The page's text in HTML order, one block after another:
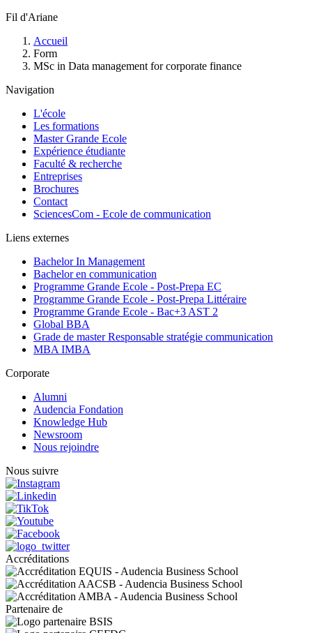
Fil d'Ariane
Accueil
Form
MSc in Data management for corporate finance
Navigation
L'école
Les formations
Master Grande Ecole
Expérience étudiante
Faculté & recherche
Entreprises
Brochures
Contact
SciencesCom - Ecole de communication
Liens externes
Bachelor In Management
Bachelor en communication
Programme Grande Ecole - Post-Prepa EC
Programme Grande Ecole - Post-Prepa Littéraire
Programme Grande Ecole - Bac+3 AST 2
Global BBA
Grade de master Responsable stratégie communication
MBA IMBA
Corporate
Alumni
Audencia Fondation
Knowledge Hub
Newsroom
Nous rejoindre
Nous suivre
Accréditations
Partenaire de